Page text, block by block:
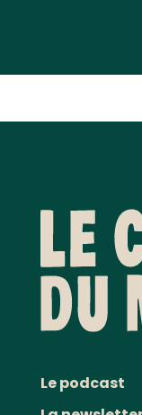
Le podcast